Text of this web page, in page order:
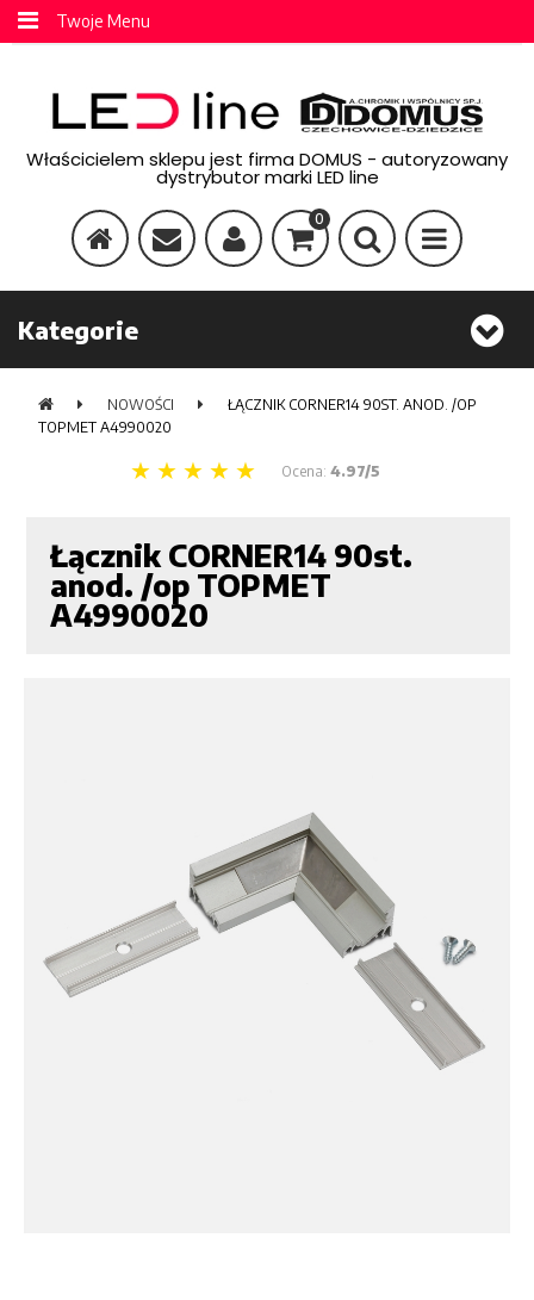
Twoje Menu
Właścicielem sklepu jest firma DOMUS - autoryzowany
dystrybutor marki LED line
0
Kategorie
NOWOŚCI
ŁĄCZNIK CORNER14 90ST. ANOD. /OP
TOPMET A4990020
Ocena: 4.97/5
Łącznik CORNER14 90st.
anod. /op TOPMET
A4990020